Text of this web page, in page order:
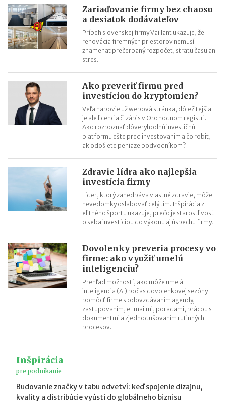
Najčastejšie problémy, ktoré ohrozujú úspešnosť projektov
Tímová spolupráca, ktorá priniesla bronzový úspech
Richard Barrett: Naše hodnoty sú hnacím motorom všetkých
našich ambícií a zámerov
Ekonomické dopady pandémie môžu mať pre podnikateľov
Daniel Hevier: Človek by mal v práci nájsť aspoň čiastočný
zmysel svojej existencie
Zariaďovanie firmy bez chaosu
a desiatok dodávateľov
Príbeh slovenskej firmy Vaillant ukazuje, že
renovácia firemných priestorov nemusí
znamenať prečerpaný rozpočet, stratu času ani
stres.
Ako preveriť firmu pred
investíciou do kryptomien?
Veľa napovie už webová stránka, dôležitejšia
je ale licencia či zápis v Obchodnom registri.
Ako rozpoznať dôveryhodnú investičnú
platformu ešte pred investovaním a čo robiť,
ak odošlete peniaze podvodníkom?
Zdravie lídra ako najlepšia
investícia firmy
Líder, ktorý zanedbáva vlastné zdravie, môže
nevedomky oslabovať celý tím. Inšpirácia z
elitného športu ukazuje, prečo je starostlivosť
o seba investíciou do výkonu aj úspechu firmy.
Dovolenky preveria procesy vo
firme: ako využiť umelú
inteligenciu?
Prehľad možností, ako môže umelá
inteligencia (AI) počas dovolenkovej sezóny
pomôcť firme s odovzdávaním agendy,
zastupovaním, e-mailmi, poradami, prácou s
dokumentmi a zjednodušovaním rutinných
procesov.
Inšpirácia
pre podnikanie
Budovanie značky v tabu odvetví: keď spojenie dizajnu,
kvality a distribúcie vyústi do globálneho biznisu